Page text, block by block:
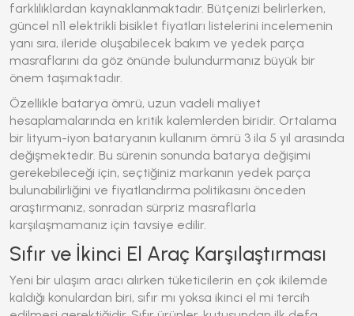
farklılıklardan kaynaklanmaktadır. Bütçenizi belirlerken,
güncel n11 elektrikli bisiklet fiyatları listelerini incelemenin
yanı sıra, ileride oluşabilecek bakım ve yedek parça
masraflarını da göz önünde bulundurmanız büyük bir
önem taşımaktadır.
Özellikle batarya ömrü, uzun vadeli maliyet
hesaplamalarında en kritik kalemlerden biridir. Ortalama
bir lityum-iyon bataryanın kullanım ömrü 3 ila 5 yıl arasında
değişmektedir. Bu sürenin sonunda batarya değişimi
gerekebileceği için, seçtiğiniz markanın yedek parça
bulunabilirliğini ve fiyatlandırma politikasını önceden
araştırmanız, sonradan sürpriz masraflarla
karşılaşmamanız için tavsiye edilir.
Sıfır ve İkinci El Araç Karşılaştırması
Yeni bir ulaşım aracı alırken tüketicilerin en çok ikilemde
kaldığı konulardan biri, sıfır mı yoksa ikinci el mi tercih